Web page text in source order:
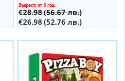
Възраст: от 8 год.
€28.98(56.67 лв.)
€26.98 (52.76 лв.)